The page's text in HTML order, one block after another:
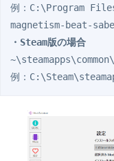
例：C:\Program
・Steam版の場合
例：